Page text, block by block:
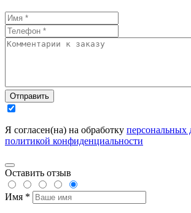
Отправить
Я согласен(на) на обработку персональных
политикой конфиденциальности
Оставить отзыв
Имя *